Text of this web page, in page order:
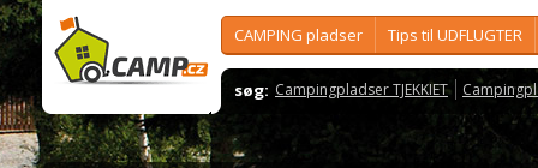
CAMPING pladser Tips til UDFLUGTER
søg: Campingpladser TJEKKIET